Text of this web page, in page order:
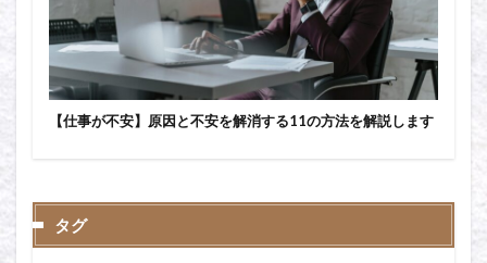
【仕事が不安】原因と不安を解消する11の方法を解説します
タグ